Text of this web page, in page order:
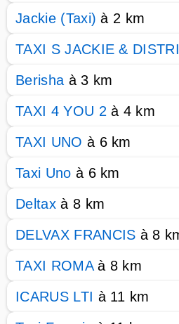
Jackie (Taxi) à 2 km
TAXI S JACKIE &
Berisha à 3 km
TAXI 4 YOU 2 à 4 km
TAXI UNO à 6 km
Taxi Uno à 6 km
Deltaxà 8 km
DELVAX FRANCIS à 8
TAXI ROMAà 8 km
ICARUS LTI à 11 km